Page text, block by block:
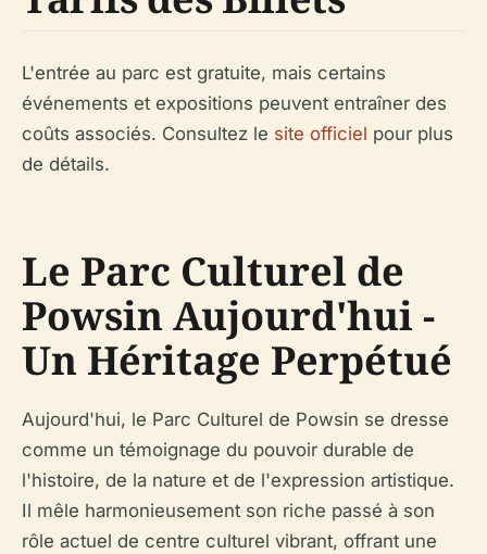
L'entrée au parc est gratuite, mais certains
événements et expositions peuvent entraîner des
coûts associés. Consultez le site officiel pour plus
de détails.
Le Parc Culturel de
Powsin Aujourd'hui -
Un Héritage Perpétué
Aujourd'hui, le Parc Culturel de Powsin se dresse
comme un témoignage du pouvoir durable de
l'histoire, de la nature et de l'expression artistique.
Il mêle harmonieusement son riche passé à son
rôle actuel de centre culturel vibrant, offrant une